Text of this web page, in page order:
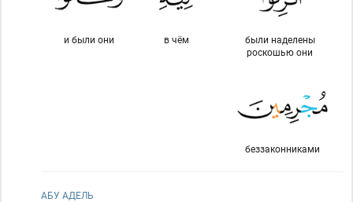
были наделены
роскошью они
в чём
и были они
беззаконниками
АБУ АДЕЛЬ